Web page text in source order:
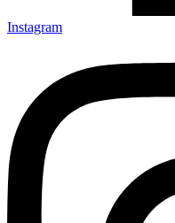
Instagram